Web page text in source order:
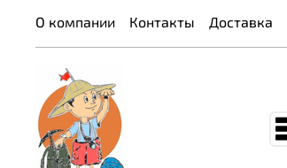
О компании Контакты Доставка